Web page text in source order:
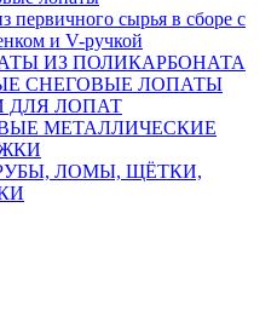
первичного сырья в сборе с
и V-ручкой
ИЗ ПОЛИКАРБОНАТА
СНЕГОВЫЕ ЛОПАТЫ
ДЛЯ ЛОПАТ
МЕТАЛЛИЧЕСКИЕ
ЛОМЫ, ЩЁТКИ,